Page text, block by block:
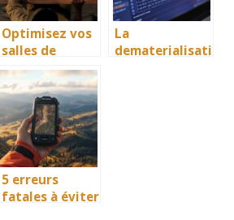
Optimisez vos
salles de
reunion avec
les meilleures
solutions de
visioconferenc
e
La
dematerialisati
5 erreurs
fatales à éviter